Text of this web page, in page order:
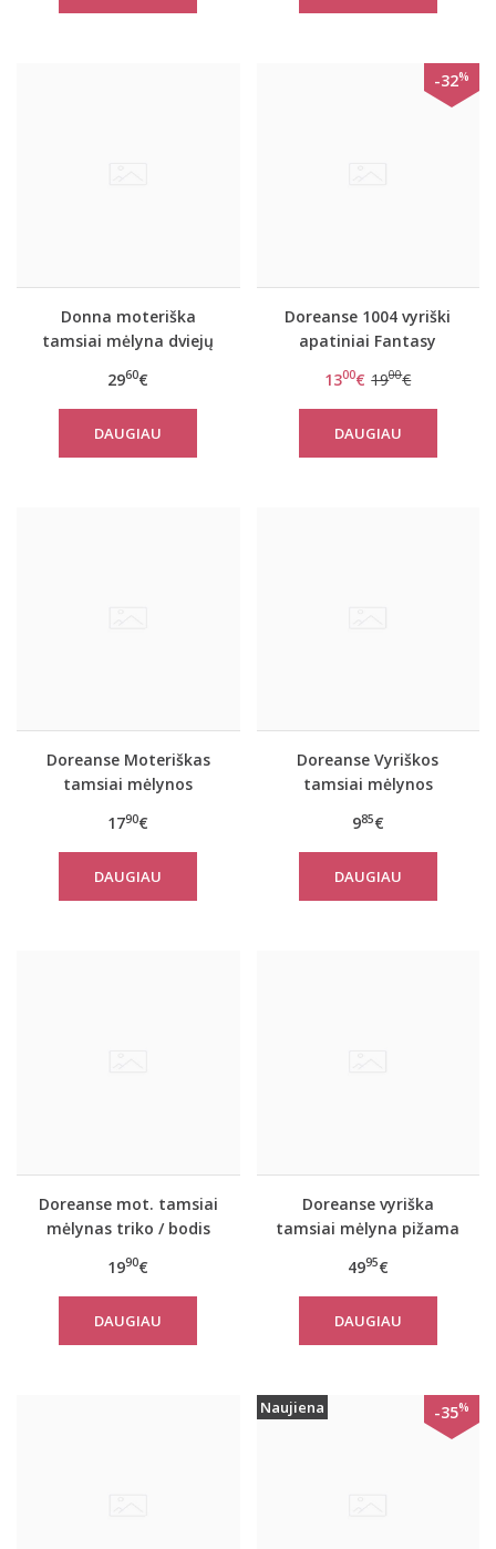
Donna moteriška
tamsiai mėlyna dviejų
Blanka
2960€
DAUGIAU
-32%
Doreanse 1004 vyriški
apatiniai Fantasy
mėlyni
1300€ 1900€
DAUGIAU
Doreanse Moteriškas
tamsiai mėlynos
1790€
DAUGIAU
Doreanse Vyriškos
tamsiai mėlynos
985€
DAUGIAU
Doreanse mot. tamsiai
mėlynas triko / bodis
1990€
DAUGIAU
Doreanse vyriška
tamsiai mėlyna pižama
4995€
DAUGIAU
Naujiena -35%